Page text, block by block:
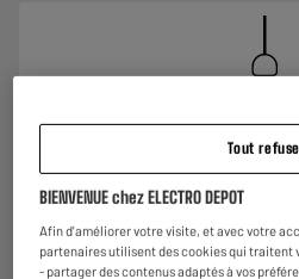
Fonctionne sur
Tout
BIENVENUE chez ELECTRO DEPOT
Afin d'améliorer votre visite, et avec votre
partenaires utilisent des cookies qui traitent
- partager des contenus adaptés à vos